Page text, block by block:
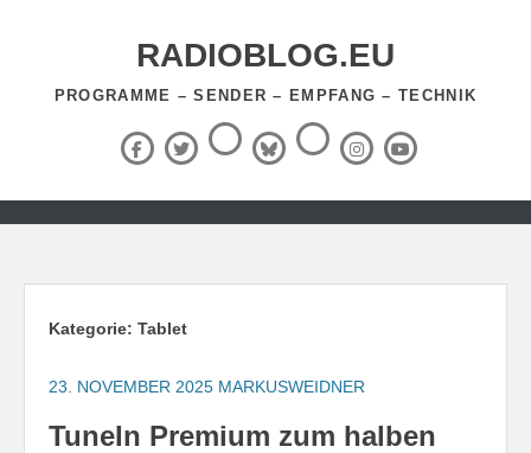
RADIOBLOG.EU
PROGRAMME – SENDER – EMPFANG – TECHNIK
Facebook
X
(Twitter)
ThreadsBlueSky
RSS-
Feed InstagramYouTube
Zum
springen
Kategorie: Tablet
23. NOVEMBER 2025 MARKUSWEIDNER
TuneIn Premium zum halben